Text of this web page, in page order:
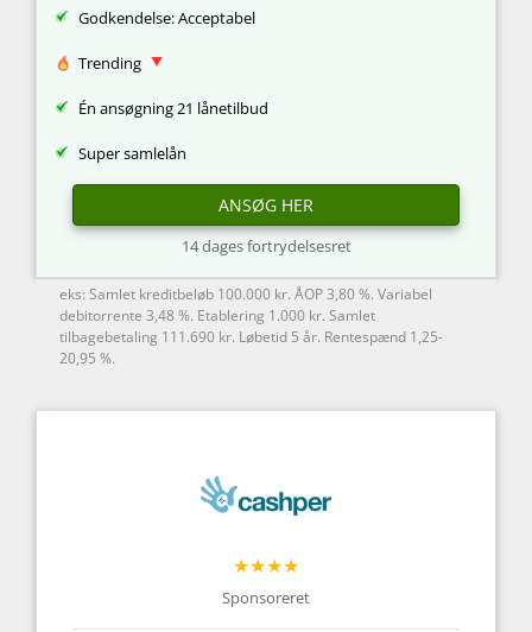
Godkendelse: Acceptabel
Trending
Én ansøgning 21 lånetilbud
Super samlelån
ANSØG HER
14 dages fortrydelsesret
eks: Samlet kreditbeløb 100.000 kr. ÅOP 3,80 %. Variabel
debitorrente 3,48 %. Etablering 1.000 kr. Samlet
tilbagebetaling 111.690 kr. Løbetid 5 år. Rentespænd 1,25-
20,95 %.
★★★★
Sponsoreret